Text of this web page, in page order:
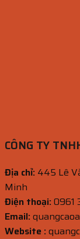
CÔNG TY
Địa chỉ: 445 Lê
Minh
Điện thoại:0961
Email:
Website :